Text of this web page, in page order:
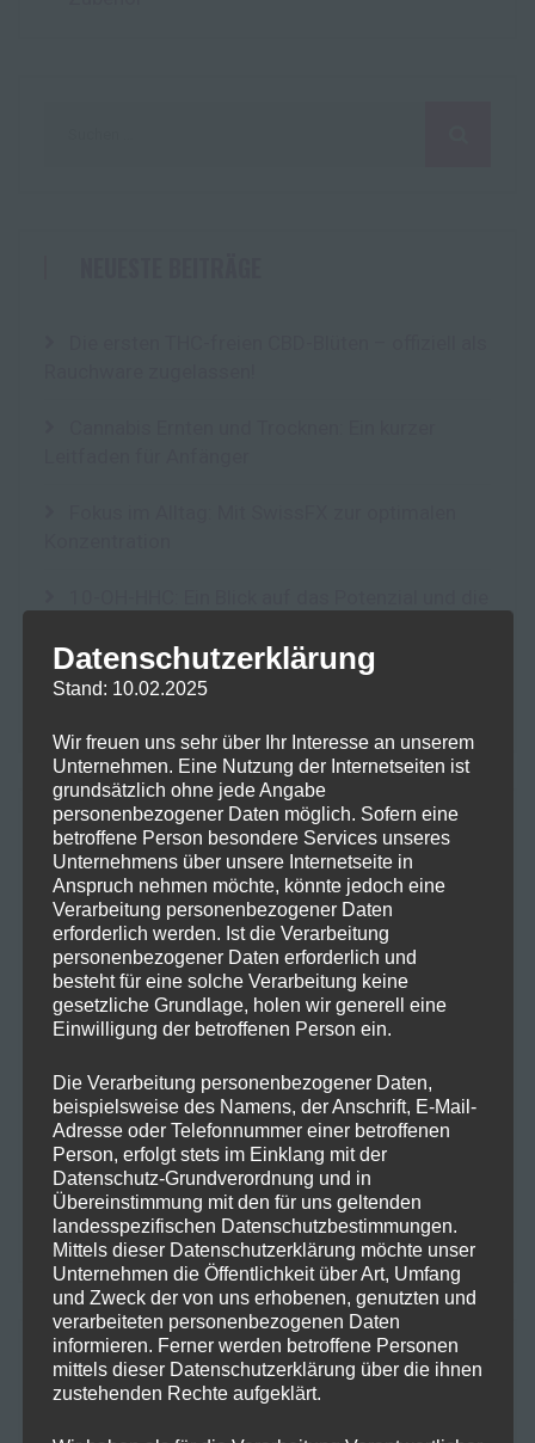
Der Einfluss von Terpenen auf die Lagerung
NEUESTE KOMMENTARE
MaikezuFrohe Ostern mit einer Prise
Hanfzauber!
JanzuFrohe Ostern mit einer Prise Hanfzauber!
Hartmut K.zuWarum Hanf in deinen Speiseplan
gehört!
Marlene H.zuWarum Hanf in deinen Speiseplan
gehört!
GreenThumbGuru zuDer Weg zum erfolgreichen
Cannabisanbau
ARCHIV
Datenschutzerklärung
Stand: 10.02.2025
Wir freuen uns sehr über Ihr Interesse an unserem
Unternehmen. Eine Nutzung der Internetseiten ist
grundsätzlich ohne jede Angabe
personenbezogener Daten möglich. Sofern eine
betroffene Person besondere Services unseres
Unternehmens über unsere Internetseite in
Anspruch nehmen möchte, könnte jedoch eine
Verarbeitung personenbezogener Daten
erforderlich werden. Ist die Verarbeitung
personenbezogener Daten erforderlich und
besteht für eine solche Verarbeitung keine
gesetzliche Grundlage, holen wir generell eine
Einwilligung der betroffenen Person ein.
Die Verarbeitung personenbezogener Daten,
beispielsweise des Namens, der Anschrift, E-Mail-
Adresse oder Telefonnummer einer betroffenen
Person, erfolgt stets im Einklang mit der
Datenschutz-Grundverordnung und in
Übereinstimmung mit den für uns geltenden
landesspezifischen Datenschutzbestimmungen.
Mittels dieser Datenschutzerklärung möchte unser
Unternehmen die Öffentlichkeit über Art, Umfang
und Zweck der von uns erhobenen, genutzten und
verarbeiteten personenbezogenen Daten
informieren. Ferner werden betroffene Personen
mittels dieser Datenschutzerklärung über die ihnen
zustehenden Rechte aufgeklärt.